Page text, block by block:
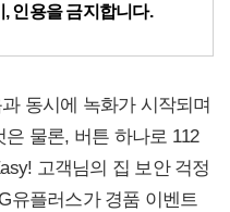
인용을 금지합니다.
동시에 녹화가 시작되며
물론, 버튼 하나로 112
고객님의 집 보안 걱정
유플러스가 경품 이벤트